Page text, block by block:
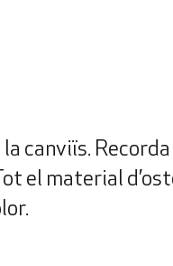
canviïs.
el material